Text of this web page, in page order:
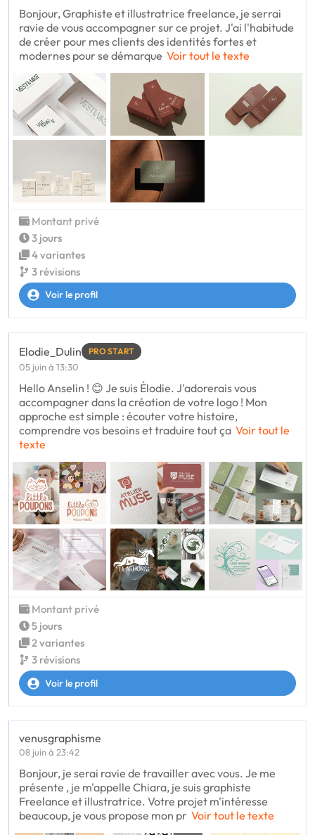
Bonjour, Graphiste et illustratrice freelance, je serrai
ravie de vous accompagner sur ce projet. J'ai l'habitude
de créer pour mes clients des identités fortes et
modernes pour se démarque Voir tout le texte
Montant privé
3 jours
4 variantes
3 révisions
Voir le profil
Elodie_Dulin PRO START
05 juin à 13:30
Hello Anselin ! 😊 Je suis Élodie. J'adorerais vous
accompagner dans la création de votre logo ! Mon
approche est simple : écouter votre histoire,
comprendre vos besoins et traduire tout ça Voir tout le
texte
Montant privé
5 jours
2 variantes
3 révisions
Voir le profil
venusgraphisme
08 juin à 23:42
Bonjour, je serai ravie de travailler avec vous. Je me
présente , je m'appelle Chiara, je suis graphiste
Freelance et illustratrice. Votre projet m'intéresse
beaucoup, je vous propose mon pr Voir tout le texte